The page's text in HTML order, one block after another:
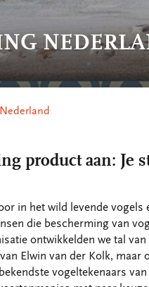
product aan: Je
in het wild levende vogels
die bescherming van
ontwikkelden we tal
Elwin van der Kolk, maar
vogeltekenaars